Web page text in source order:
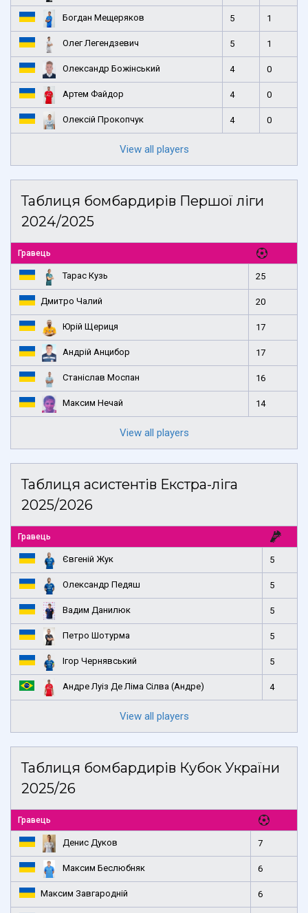
Богдан Мещеряков 5 1
Олег Легендзевич 5 1
Олександр Божінський 4 0
Артем Файдор 4 0
Олексій Прокопчук 4 0
View all players
Таблиця бомбардирів Першої ліги
2024/2025
Гравець
Тарас Кузь 25
Дмитро Чалий 20
Юрій Щериця 17
Андрій Анцибор 17
Станіслав Моспан 16
Максим Нечай 14
View all players
Таблиця асистентів Екстра-ліга
2025/2026
Гравець
Євгеній Жук 5
Олександр Педяш 5
Вадим Данилюк 5
Петро Шотурма 5
Ігор Чернявський 5
Андре Луіз Де Ліма Сілва (Андре) 4
View all players
Таблиця бомбардирів Кубок України
2025/26
Гравець
Денис Дуков 7
Максим Беслюбняк 6
Максим Завгародній 6